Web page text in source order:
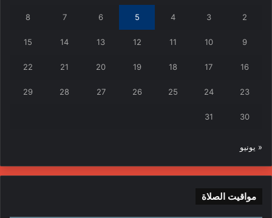
2
3
4
5
6
7
8
9
10
11
12
13
14
15
16
17
18
19
20
21
22
23
24
25
26
27
28
29
30
31
« يونيو
مواقيت الصلاة